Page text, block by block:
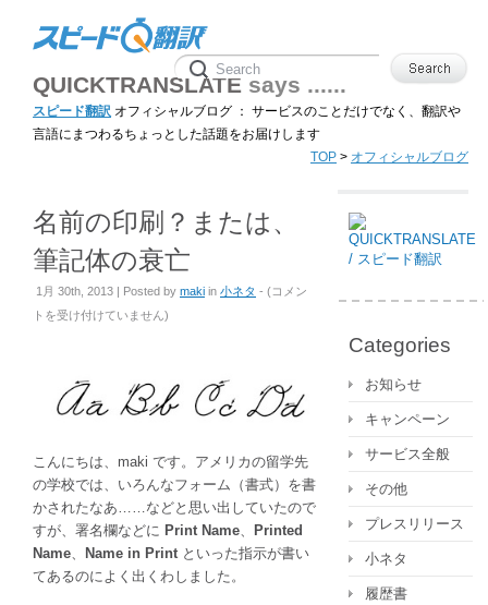
QUICKTRANSLATE says ......
スピード翻訳 オフィシャルブログ ： サービスのことだけでなく、翻訳や
言語にまつわるちょっとした話題をお届けします
TOP > オフィシャルブログ
名前の印刷？または、
筆記体の衰亡
1月 30th, 2013 | Posted by maki in 小ネタ - (名
ま
筆
記
体
衰
コメン
トを受け付けていません)
こんにちは、maki です。アメリカの留学先
の学校では、いろんなフォーム（書式）を書
かされたなあ……などと思い出していたので
すが、署名欄などに Print Name
Printed
Name
Name in Print といった指示が書い
てあるのによく出くわしました。
Categories
お知らせ
キャンペーン
サービス全般
その他
プレスリリース
小ネタ
履歴書